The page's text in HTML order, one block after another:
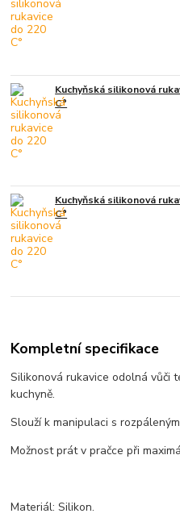
Kuchyňská silikonová
C°
Kuchyňská silikonová
C°
Kompletní specifikace
Silikonová rukavice odolná vůči
kuchyně.
Slouží k manipulaci s
Možnost prát v pračce při
Materiál: Silikon.